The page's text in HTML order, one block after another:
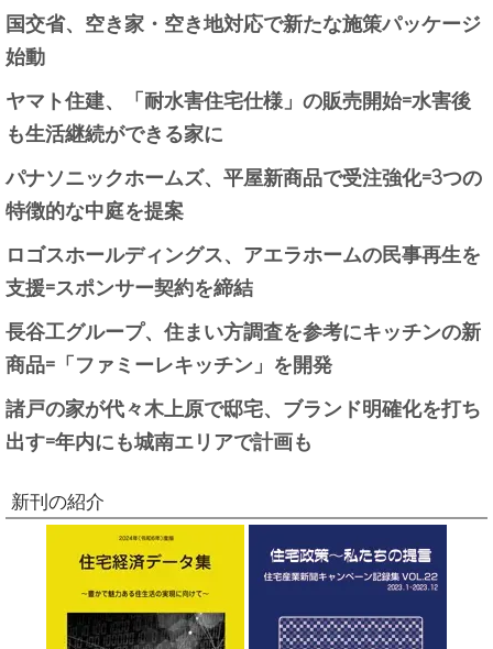
国交省、空き家・空き地対応で新たな施策パッケージ
始動
ヤマト住建、「耐水害住宅仕様」の販売開始=水害後
も生活継続ができる家に
パナソニックホームズ、平屋新商品で受注強化=3つの
特徴的な中庭を提案
ロゴスホールディングス、アエラホームの民事再生を
支援=スポンサー契約を締結
長谷工グループ、住まい方調査を参考にキッチンの新
商品=「ファミーレキッチン」を開発
諸戸の家が代々木上原で邸宅、ブランド明確化を打ち
出す=年内にも城南エリアで計画も
新刊の紹介